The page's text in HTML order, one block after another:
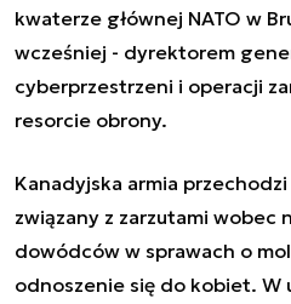
kwaterze głównej NATO w
wcześniej - dyrektorem
cyberprzestrzeni i operacji
resorcie obrony.
Kanadyjska armia
związany z zarzutami wobec
dowódców w sprawach o
odnoszenie się do kobiet. W